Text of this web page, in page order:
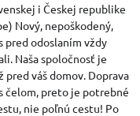
i Českej republike
Nový, nepoškodený,
pred odoslaním vždy
Naša spoločnosť je
váš domov. Doprava
čelom, preto je potrebné
nie poľnú cestu! Po